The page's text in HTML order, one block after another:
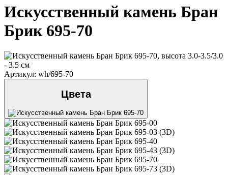
Визуализация двора по фото
Toggle navigation
8 (800) 101-40-23
Мы в WhatsApp Мы в WhatsApp
Плитка облицовочная
Искусственный камень Бран
Брик 695-70
Артикул: wh/695-70
Цвета